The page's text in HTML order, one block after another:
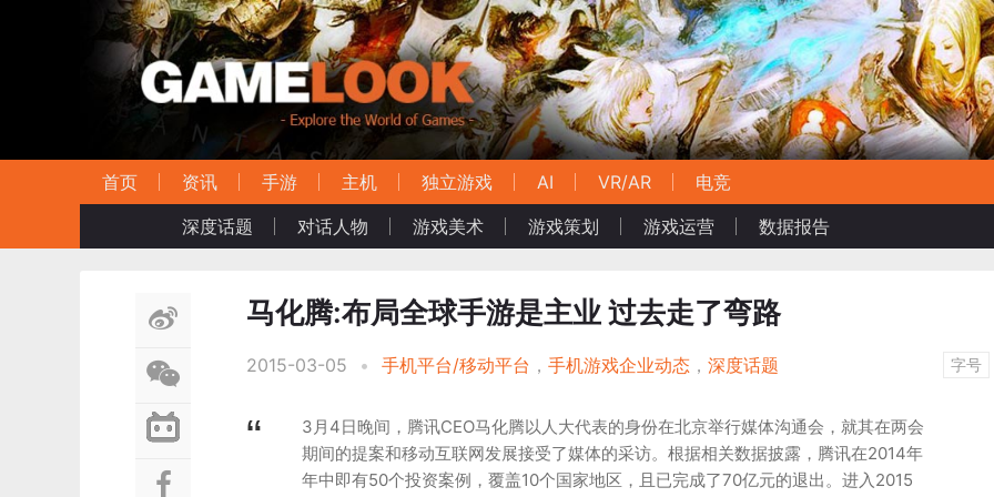
首页 资讯 手游 主机 独立游戏 AI VR/AR
电竞
深度话题
对话人物 游戏美术 游戏策划 游戏运营 数据报告
马化腾:布局全球手游是主业 过去走了弯路
2015-03-05 • 手机平台/移动平台 ， 手机游戏企业动态 ， 深度话题 字号
3月4日晚间，腾讯CEO马化腾以人大代表的身份在北京举行媒体沟通会，就其在两会
期间的提案和移动互联网发展接受了媒体的采访。根据相关数据披露，腾讯在2014年
年中即有50个投资案例，覆盖10个国家地区，且已完成了70亿元的退出。进入2015